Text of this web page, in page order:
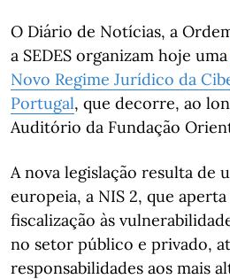
O Diário de Notícias, a
a SEDES organizam hoje uma
Novo Regime Jurídico da
Portugal, que decorre, ao
Auditório da Fundação
A nova legislação resulta de
europeia, a NIS 2, que aperta
fiscalização às
no setor público e privado,
responsabilidades aos mais